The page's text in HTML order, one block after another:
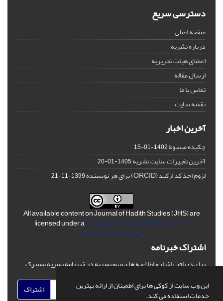
این وب سایت از کوکی ها برای اطمینان از ارائه بهترین
خدمات استفاده می کند.
دسترسی سریع
صفحه اصلی
درباره نشریه
اعضای هیات تحریریه
ارسال مقاله
تماس با ما
نقشه سایت
آخرین اخبار
چکیده مبسوط1402-01-15
آخرین تغییرات سایت نشریه1405-01-20
لزوم اخذ کد ارکید (ORCID) برای هر نویسنده 1399-11-21
All available content on Journal of Hadith Studies (JHS) are
licensed under aCreative Commons Attribution 4.0
International License.
اشتراک خبرنامه
برای دریافت اخبار و اطلاعیه های مهم نشریه در خبرنامه نشریه مشترک
اشتراک